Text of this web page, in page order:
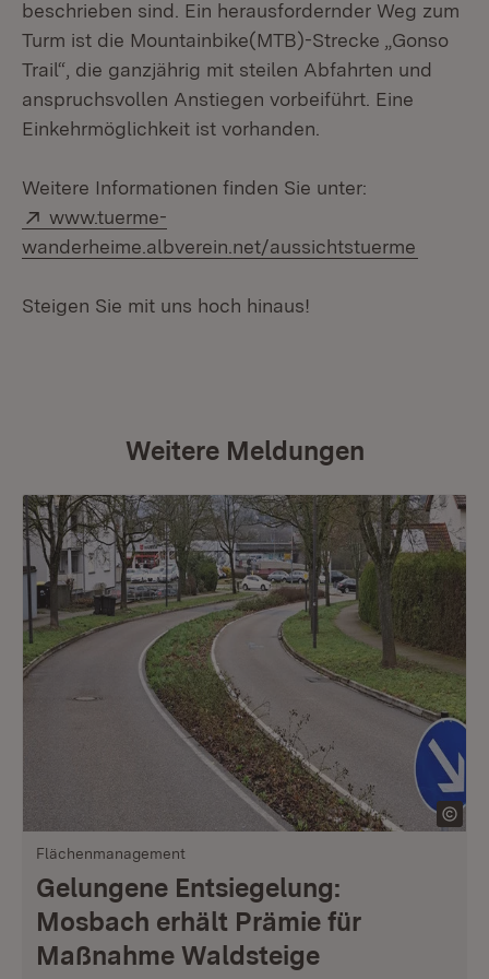
beschrieben sind. Ein herausfordernder Weg zum
Turm ist die Mountainbike(MTB)-Strecke „Gonso
Trail“, die ganzjährig mit steilen Abfahrten und
anspruchsvollen Anstiegen vorbeiführt. Eine
Einkehrmöglichkeit ist vorhanden.
Weitere Informationen finden Sie unter:
Extern:
www.tuerme-
wanderheime.albverein.net/aussichtstuerme
Steigen Sie mit uns hoch hinaus!
Weitere Meldungen
Flächenmanagement
Gelungene Entsiegelung:
Mosbach erhält Prämie für
Maßnahme Waldsteige